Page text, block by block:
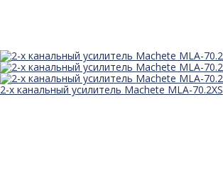
2-х канальный усилитель Machete MLA-70.2XS